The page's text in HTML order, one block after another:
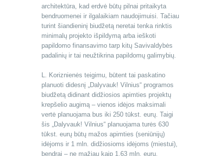
architektūra, kad erdvė būtų pilnai pritaikyta
bendruomenei ir ilgalaikiam naudojimuisi. Tačiau
turint šiandieninį biudžetą neretai tenka rinktis
minimalų projekto išpildymą arba ieškoti
papildomo finansavimo tarp kitų Savivaldybės
padalinių ir tai neužtikrina papildomų galimybių.
L. Koriznienės teigimu, būtent tai paskatino
planuoti didesnį „Dalyvauk! Vilnius“ programos
biudžetą didinant didžiosios apimties projektų
krepšelio augimą – vienos idėjos maksimali
vertė planuojama bus iki 250 tūkst. eurų. Taigi
šis „Dalyvauk! Vilnius“ planuojama turės 630
tūkst. eurų būtų mažos apimties (seniūnijų)
idėjoms ir 1 mln. didžiosioms idėjoms (miestui),
bendrai – ne mažiau kaip 1,63 mln. eurų.